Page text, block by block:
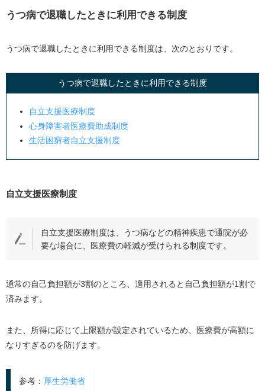
うつ病で退職したときに利用できる制度
うつ病で退職したときに利用できる制度は、次のとおりです。
うつ病で退職したときに利用できる制度
自立支援医療制度
心身障害者医療費助成制度
生活困窮者自立支援制度
自立支援医療制度
自立支援医療制度は、うつ病などの精神疾患で通院が必
要な場合に、医療費の軽減が受けられる制度です。
通常の自己負担額が3割のところ、適用されると自己負担額が1割で
済みます。
また、所得に応じて上限額が設定されているため、医療費が高額に
なりすぎるのを防げます。
参考： 厚生労働省